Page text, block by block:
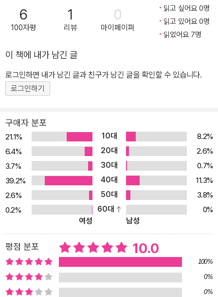
6
100자평
1
리뷰
0
마이페이퍼
읽고 싶어요 0명
읽고 있어요 0명
읽었어요 7명
이 책에 내가 남긴 글
로그인하면 내가 남긴 글과 친구가 남긴 글을 확인할 수 있습니다.
로그인하기
구매자 분포
21.1% 10대
8.2%
6.4%
20대
2.6%
3.7%
30대
0.7%
39.2%
40대
11.3%
2.6%
50대
3.8%
0.2%
60대
0%
여성
남성
평점 분포 10.0
100%
0%
0%